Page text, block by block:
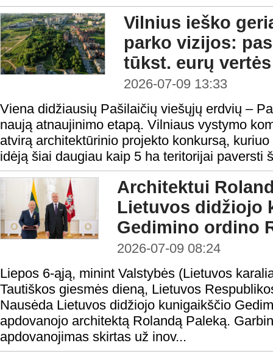
Vilnius ieško
parko vizijos:
tūkst. eurų
2026-07-09 13:33
Viena didžiausių Pašilaičių viešųjų erdvių –
naują atnaujinimo etapą. Vilniaus vystymo
atvirą architektūrinio projekto konkursą,
idėją šiai daugiau kaip 5 ha teritorijai paversti
Architektui
Lietuvos didžiojo
Gedimino ordino
2026-07-09 08:24
Liepos 6-ąją, minint Valstybės (Lietuvos
Tautiškos giesmės dieną, Lietuvos
Nausėda Lietuvos didžiojo kunigaikščio
apdovanojo architektą Rolandą Paleką.
apdovanojimas skirtas už inov...